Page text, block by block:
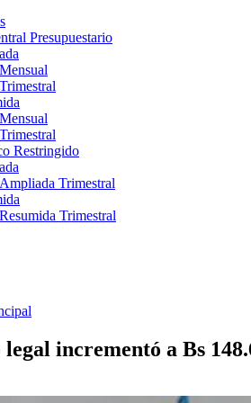
Presupuestario
Mensual
Trimestral
Mensual
Trimestral
Restringido
Ampliada Trimestral
Resumida Trimestral
incrementó a Bs